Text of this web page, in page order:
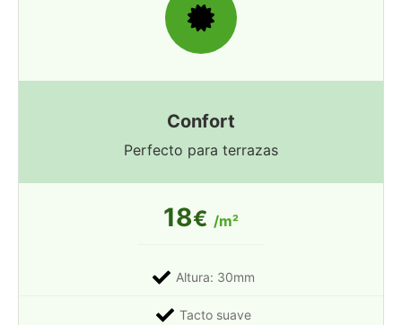
Confort
Perfecto para terrazas
18€ /m²
Altura: 30mm
Tacto suave